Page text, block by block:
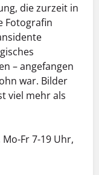
die zurzeit in
Fotografin
– angefangen
war. Bilder
viel mehr als
Fr 7-19 Uhr,
zu